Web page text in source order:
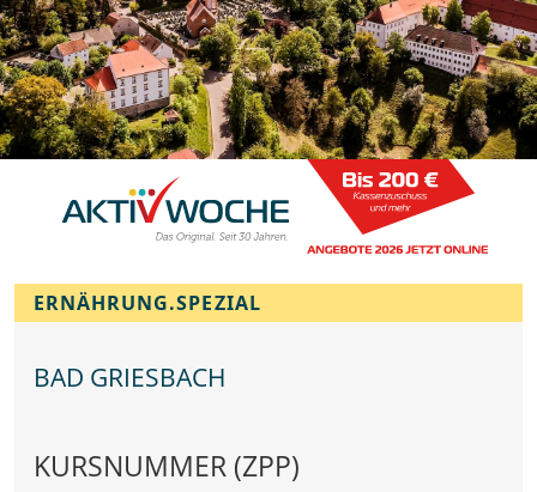
ERNÄHRUNG.SPEZIAL
BAD GRIESBACH
KURSNUMMER (ZPP)